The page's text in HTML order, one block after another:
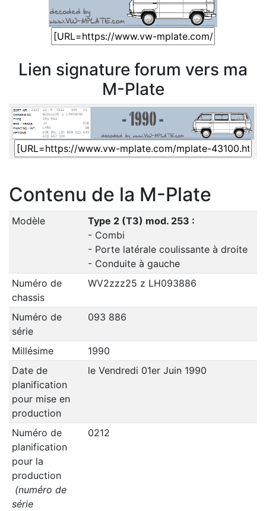
Lien signature forum vers ma
M-Plate
Contenu de la M-Plate
Modèle
Type 2 (T3) mod. 253 :
- Combi
- Porte latérale coulissante à droite
- Conduite à gauche
Numéro de
chassis
WV2zzz25 z LH093886
Numéro de
série
093 886
Millésime
1990
Date de
planification
pour mise en
production
le Vendredi 01er Juin 1990
Numéro de
planification
pour la
production
(numéro de
série
0212